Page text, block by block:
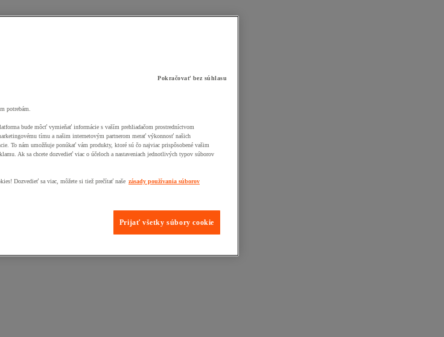
Pokračovať bez súhlasu
potrebám.
bude môcť vymieňať informácie s vaším prehliadačom prostredníctvom
tímu a našim internetovým partnerom merať výkonnosť našich
To nám umožňuje ponúkať vám produkty, ktoré sú čo najviac prispôsobené vašim
Ak sa chcete dozvedieť viac o účeloch a nastaveniach jednotlivých typov súborov
Dozvedieť sa viac, môžete si tiež prečítať naše zásady používania súborov
Prijať všetky súbory cookie